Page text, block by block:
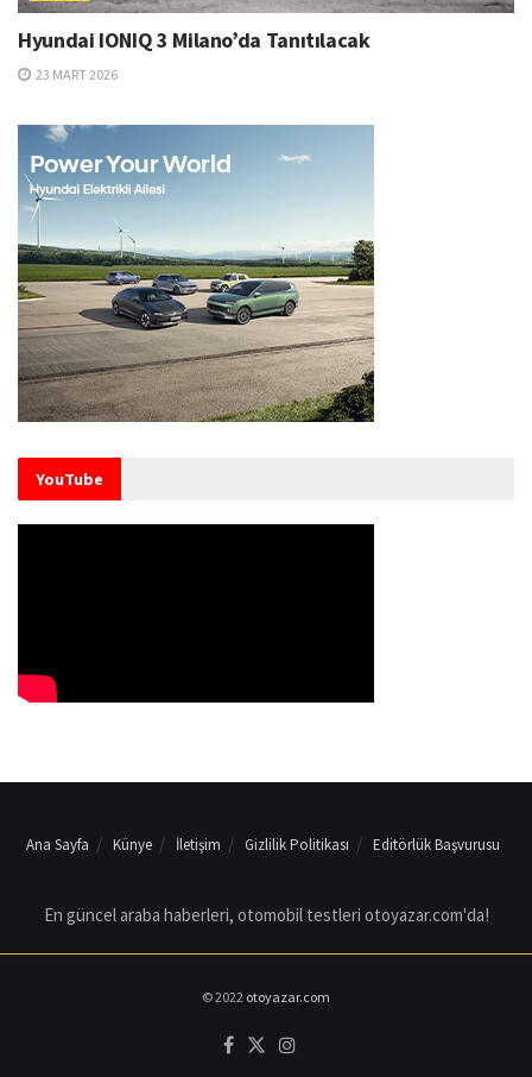
Hyundai IONIQ 3 Milano’da Tanıtılacak
23 MART 2026
YouTube
Ana Sayfa Künye İletişim Gizlilik Politikası Editörlük Başvurusu
En güncel araba haberleri, otomobil testleri otoyazar.com'da!
© 2022 otoyazar.com